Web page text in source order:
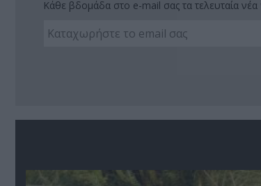
Κάθε βδομάδα στο e-mail σας τα τελευταία νέα